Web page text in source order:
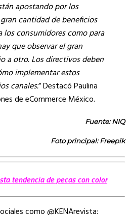
apostando por los
cantidad de beneficios
consumidores como para
que observar el gran
a otro. Los directivos deben
implementar estos
canales.” Destacó Paulina
de eCommerce México.
Fuente: NIQ
Foto principal: Freepik
tendencia de pecas con color
como @KENArevista: